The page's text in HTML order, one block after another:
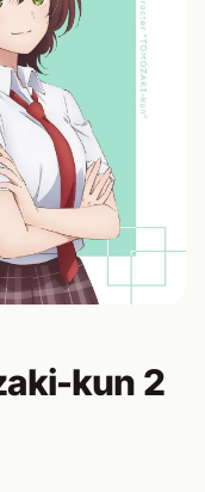
kun 2